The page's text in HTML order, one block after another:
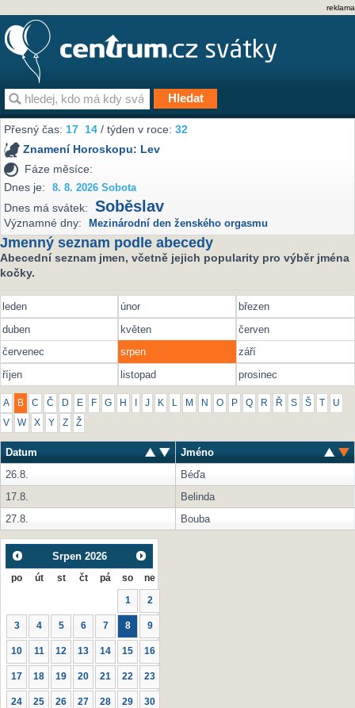
reklama
Přesný čas:17 14 / týden v roce:32
Znamení Horoskopu: Lev
Fáze měsíce:
Dnes je:
8. 8. 2026 Sobota
Dnes má svátek: Soběslav
Významné dny: Mezinárodní den ženského orgasmu
Jmenný seznam podle abecedy
Abecední seznam jmen, včetně jejich popularity pro výběr jména
kočky.
leden únor
březen
duben
květen
červen
červenec
srpen
září
říjen
listopad prosinec
A B C Č D E F G H J K L M N O P Q R Ř S Š U
V W X Y Z Ž
Datum
Jméno
26.8.
Béďa
17.8.
Belinda
27.8.
Bouba
Srpen 2026
po út st čt pá so ne
1 2
3 4 5 6 7 8 9
10 11 12 13 14 15 16
17 18 19 20 21 22 23
24 25 26 27 28 29 30